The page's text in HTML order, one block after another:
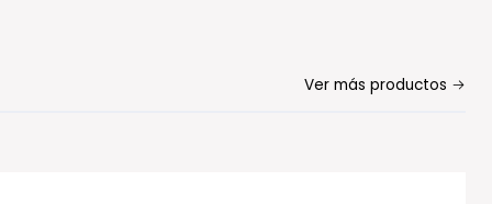
Ver más productos